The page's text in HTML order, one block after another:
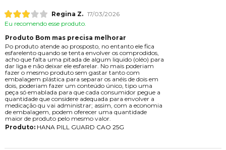
Regina Z. 17/03/2026
Eu recomendo esse produto.
Produto Bom mas precisa melhorar
Po produto atende ao prosposto, no entanto ele fica
esfarelento quando se tenta envolver os comprodidos,
acho que falta uma pitada de algum liquido (oléo) para
dar liga e não deixar ele esfarelar. No mais poderiam
fazer o mesmo produto sem gastar tanto com
embalagem plástica para separar os anéis de dois em
dois, poderiam fazer um conteúdo único, tipo uma
peça só emablada para que cada consumidor pegue a
quantidade que considere adequada para envolver a
medicação qu vai administrar; assim, com a economia
de embalagem, podem oferecer uma quantidade
maior de produto pelo mesmo valor.
Produto:HANA PILL GUARD CAO 25G